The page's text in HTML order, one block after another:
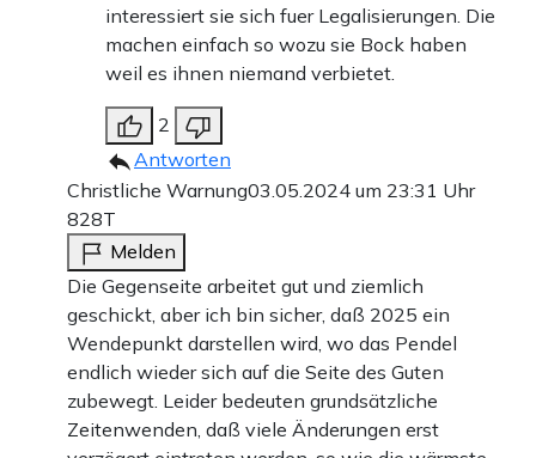
interessiert sie sich fuer Legalisierungen. Die
machen einfach so wozu sie Bock haben
weil es ihnen niemand verbietet.
2
Antworten
Christliche Warnung03.05.2024 um 23:31 Uhr
828T
Melden
Die Gegenseite arbeitet gut und ziemlich
geschickt, aber ich bin sicher, daß 2025 ein
Wendepunkt darstellen wird, wo das Pendel
endlich wieder sich auf die Seite des Guten
zubewegt. Leider bedeuten grundsätzliche
Zeitenwenden, daß viele Änderungen erst